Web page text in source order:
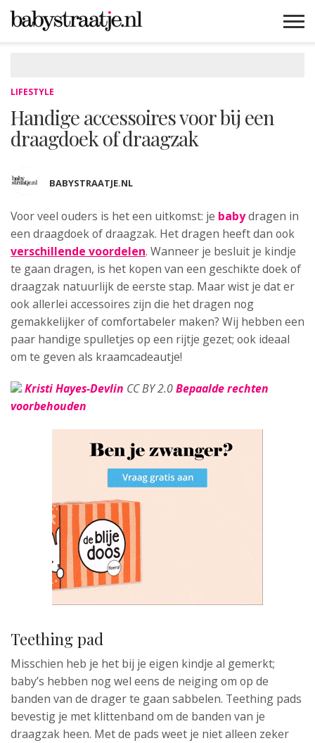
LIFESTYLE
Handige accessoires voor bij een
draagdoek of draagzak
BABYSTRAATJE.NL
Voor veel ouders is het een uitkomst: je babydragen in
een draagdoek of draagzak. Het dragen heeft dan ook
verschillende voordelen. Wanneer je besluit je kindje
te gaan dragen, is het kopen van een geschikte doek of
draagzak natuurlijk de eerste stap. Maar wist je dat er
ook allerlei accessoires zijn die het dragen nog
gemakkelijker of comfortabeler maken? Wij hebben een
paar handige spulletjes op een rijtje gezet; ook ideaal
om te geven als kraamcadeautje!
Kristi Hayes-Devlin CC BY 2.0Bepaalde rechten
voorbehouden
Teething pad
Misschien heb je het bij je eigen kindje al gemerkt;
baby’s hebben nog wel eens de neiging om op de
banden van de drager te gaan sabbelen. Teething pads
bevestig je met klittenband om de banden van je
draagzak heen. Met de pads weet je niet alleen zeker